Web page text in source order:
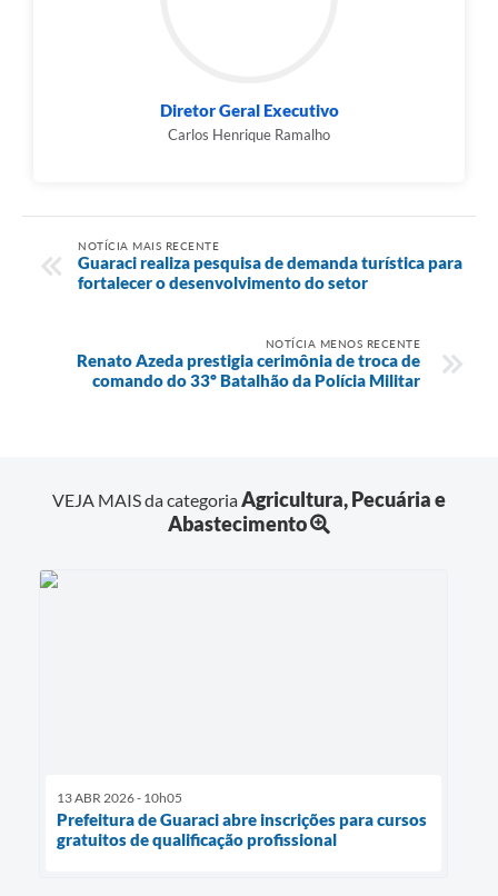
Diretor Geral Executivo
Carlos Henrique Ramalho
NOTÍCIA MAIS RECENTE
Guaraci realiza pesquisa de demanda turística para
fortalecer o desenvolvimento do setor
NOTÍCIA MENOS RECENTE
Renato Azeda prestigia cerimônia de troca de
comando do 33º Batalhão da Polícia Militar
VEJA MAIS da categoriaAgricultura, Pecuária e
Abastecimento
13 ABR 2026 - 10h05
Prefeitura de Guaraci abre inscrições para cursos
gratuitos de qualificação profissional